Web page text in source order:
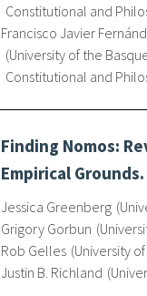
Constitutional and
Francisco Javier
University of the
Constitutional and
Finding Nomos:
Empirical
Jessica Greenberg
Grigory Gorbun
Rob Gelles University
Justin B. Richland